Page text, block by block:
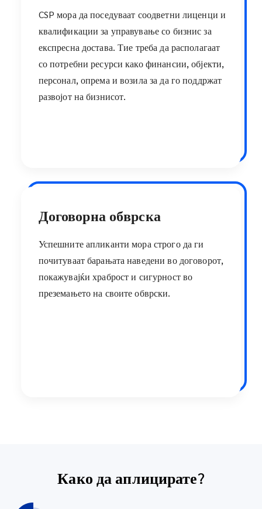
CSP мора да поседуваат соодветни лиценци и
квалификации за управување со бизнис за
експресна достава. Тие треба да располагаат
со потребни ресурси како финансии, објекти,
персонал, опрема и возила за да го поддржат
развојот на бизнисот.
Договорна обврска
Успешните апликанти мора строго да ги
почитуваат барањата наведени во договорот,
покажувајќи храброст и сигурност во
преземањето на своите обврски.
Како да аплицирате?